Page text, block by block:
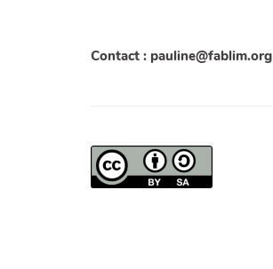
Contact : pauline@fablim.org